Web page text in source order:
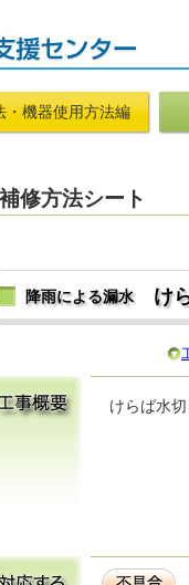
・機器使用方法編
補修方法シート
降雨による漏水 け
けらば水